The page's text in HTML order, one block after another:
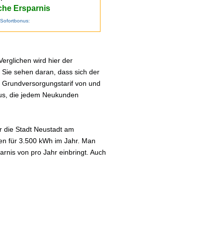
Ersparnis
Sofortbonus:
wird hier der
sehen daran, dass sich der
von und
die jedem Neukunden
die Stadt Neustadt am
für 3.500 kWh im Jahr. Man
von pro Jahr einbringt. Auch